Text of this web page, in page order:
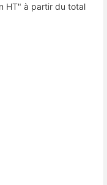
HT" à partir du total